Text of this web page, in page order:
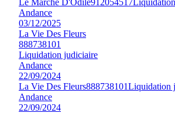
Andance
03/12/2025
La Vie Des Fleurs
888738101
Liquidation judiciaire
Andance
22/09/2024
La Vie Des Fleurs888738101Liquidation
Andance
22/09/2024